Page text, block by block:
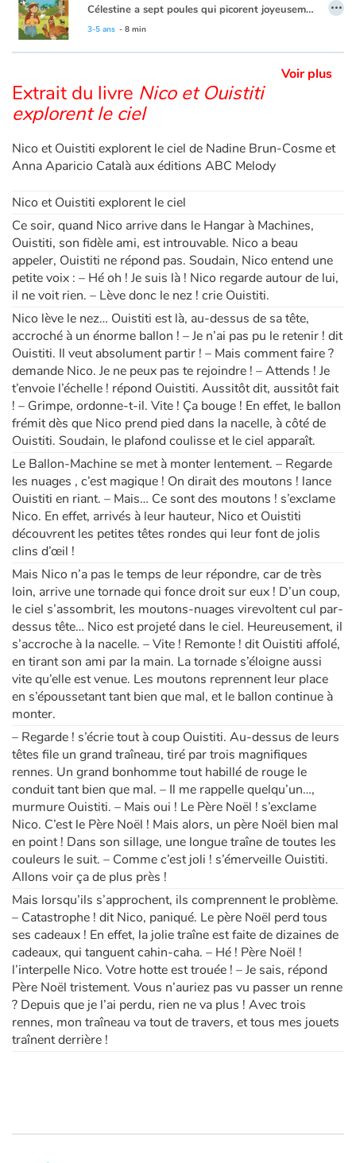
Célestine a sept poules qui picorent joyeusement en plein air. Brigitte pond des œufs blancs; Agathe, des roses; Bernadette, des œufs tachetés; Capucine, des minuscules; Odette des œufs énormes.; ceux de Charlotte ont deux jaunes d’œuf. Salomé, elle, n’a toujours rien pondu... Un matin, le petit Arthur, qui passe les vacances de Pâques chez sa tante, trouve un drôle d’œuf sous les plumes de Salomé. Un œuf marron ! Célestine, la fermière en reste bouche-bée : sa poulette pond des œufs en chocolat… et elle en pond des dizaines ! La nouvelle fait vite le tour du village, puis se répand dans tout le pays, jusqu’au journal télévisé. Dans l’industrie du chocolat, on commence sérieusement à s’inquiéter : les fêtes de Pâques approchent et cette drôle de poule menace les affaires des chocolatiers...
3-5 ans - 8 min
Voir plus
Extrait du livre Nico et Ouistiti
explorent le ciel
Nico et Ouistiti explorent le ciel de Nadine Brun-Cosme et
Anna Aparicio Català aux éditions ABC Melody
Nico et Ouistiti explorent le ciel
Ce soir, quand Nico arrive dans le Hangar à Machines,
Ouistiti, son fidèle ami, est introuvable. Nico a beau
appeler, Ouistiti ne répond pas. Soudain, Nico entend une
petite voix : – Hé oh ! Je suis là ! Nico regarde autour de lui,
il ne voit rien. – Lève donc le nez ! crie Ouistiti.
Nico lève le nez… Ouistiti est là, au-dessus de sa tête,
accroché à un énorme ballon ! – Je n’ai pas pu le retenir ! dit
Ouistiti. Il veut absolument partir ! – Mais comment faire ?
demande Nico. Je ne peux pas te rejoindre ! – Attends ! Je
t’envoie l’échelle ! répond Ouistiti. Aussitôt dit, aussitôt fait
! – Grimpe, ordonne-t-il. Vite ! Ça bouge ! En effet, le ballon
frémit dès que Nico prend pied dans la nacelle, à côté de
Ouistiti. Soudain, le plafond coulisse et le ciel apparaît.
Le Ballon-Machine se met à monter lentement. – Regarde
les nuages , c’est magique ! On dirait des moutons ! lance
Ouistiti en riant. – Mais… Ce sont des moutons ! s’exclame
Nico. En effet, arrivés à leur hauteur, Nico et Ouistiti
découvrent les petites têtes rondes qui leur font de jolis
clins d’œil !
Mais Nico n’a pas le temps de leur répondre, car de très
loin, arrive une tornade qui fonce droit sur eux ! D’un coup,
le ciel s’assombrit, les moutons-nuages virevoltent cul par-
dessus tête… Nico est projeté dans le ciel. Heureusement, il
s’accroche à la nacelle. – Vite ! Remonte ! dit Ouistiti affolé,
en tirant son ami par la main. La tornade s’éloigne aussi
vite qu’elle est venue. Les moutons reprennent leur place
en s’époussetant tant bien que mal, et le ballon continue à
monter.
– Regarde ! s’écrie tout à coup Ouistiti. Au-dessus de leurs
têtes file un grand traîneau, tiré par trois magnifiques
rennes. Un grand bonhomme tout habillé de rouge le
conduit tant bien que mal. – Il me rappelle quelqu’un…,
murmure Ouistiti. – Mais oui ! Le Père Noël ! s’exclame
Nico. C’est le Père Noël ! Mais alors, un père Noël bien mal
en point ! Dans son sillage, une longue traîne de toutes les
couleurs le suit. – Comme c’est joli ! s’émerveille Ouistiti.
Allons voir ça de plus près !
Mais lorsqu’ils s’approchent, ils comprennent le problème.
– Catastrophe ! dit Nico, paniqué. Le père Noël perd tous
ses cadeaux ! En effet, la jolie traîne est faite de dizaines de
cadeaux, qui tanguent cahin-caha. – Hé ! Père Noël !
l’interpelle Nico. Votre hotte est trouée ! – Je sais, répond
Père Noël tristement. Vous n’auriez pas vu passer un renne
? Depuis que je l’ai perdu, rien ne va plus ! Avec trois
rennes, mon traîneau va tout de travers, et tous mes jouets
traînent derrière !